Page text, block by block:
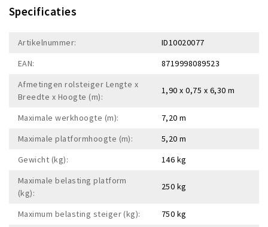
Specificaties
Artikelnummer:
ID10020077
EAN:
8719998089523
Afmetingen rolsteiger Lengte x
Breedte x Hoogte (m):
1,90 x 0,75 x 6,30 m
Maximale werkhoogte (m):
7,20 m
Maximale platformhoogte (m):
5,20 m
Gewicht (kg):
146 kg
Maximale belasting platform
(kg):
250 kg
Maximum belasting steiger (kg): 750 kg